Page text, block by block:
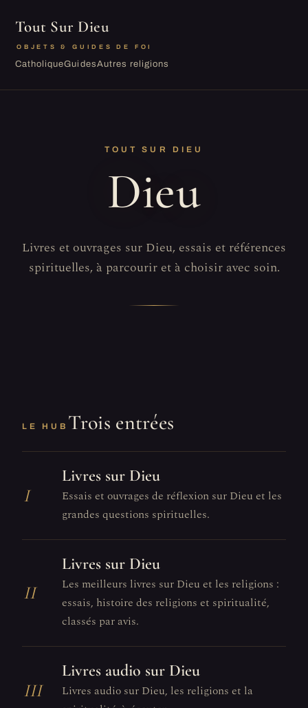
Tout Sur Dieu
OBJETS & GUIDES DE FOI
CatholiqueGuidesAutres religions
TOUT SUR DIEU
Dieu
Livres et ouvrages sur Dieu, essais et références
spirituelles, à parcourir et à choisir avec soin.
LE HUB Trois entrées
I
Livres sur Dieu
Essais et ouvrages de réflexion sur Dieu et les
grandes questions spirituelles.
II
Livres sur Dieu
Les meilleurs livres sur Dieu et les religions :
essais, histoire des religions et spiritualité,
classés par avis.
III
Livres audio sur Dieu
Livres audio sur Dieu, les religions et la